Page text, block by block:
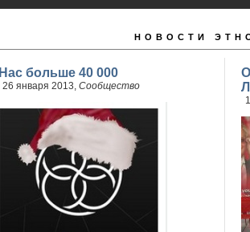
НОВОСТИ
Нас больше 40 000
26 января 2013, Сообщество